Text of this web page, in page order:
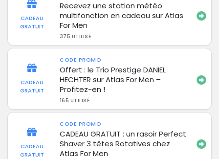
CADEAU
GRATUIT
Recevez une station météo
multifonction en cadeau sur Atlas
For Men
375 UTILISÉ
CADEAU
GRATUIT
CODE PROMO
Offert : le Trio Prestige DANIEL
HECHTER sur Atlas For Men –
Profitez-en !
165 UTILISÉ
CADEAU
GRATUIT
CODE PROMO
CADEAU GRATUIT : un rasoir Perfect
Shaver 3 têtes Rotatives chez
Atlas For Men